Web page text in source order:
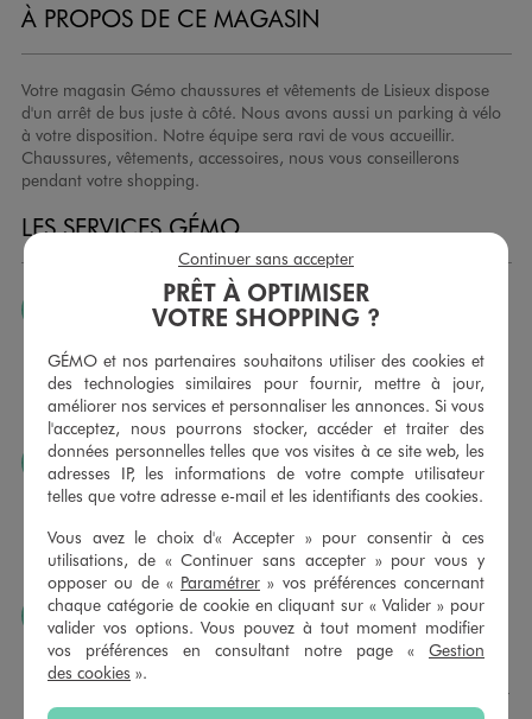
À PROPOS DE CE MAGASIN
Votre magasin Gémo chaussures et vêtements de Lisieux dispose
d'un arrêt de bus juste à côté. Nous avons aussi un parking à vélo
à votre disposition. Notre équipe sera ravi de vous accueillir.
Chaussures, vêtements, accessoires, nous vous conseillerons
pendant votre shopping.
LES SERVICES GÉMO
JE PEUX CHANGER D’AVIS
remboursement pour tout article non porté, non retouché,
sous 30 jours, sur simple présentation du ticket de caisse,
dans tous les magasins GÉMO.
JE PEUX FAIRE RETOUCHER MES ARTICLES
Ourlets, ceintures… vous avez la possibilité de faire
sont à votre disposition sur simple demande. Voir
conditions en magasins.
J’AIME FAIRE PLAISIR
Nous vous proposons des cartes cadeaux GÉMO d’un
montant au choix entre 10€ et 150€. Les cartes cadeau
GÉMO sont valables 1 an, utilisables en plusieurs fois, pour
PRÊT À OPTIMISER
VOTRE SHOPPING ?
GÉMO et nos partenaires souhaitons utiliser des cookies et
des technologies similaires pour fournir, mettre à jour,
améliorer nos services et personnaliser les annonces. Si vous
l'acceptez, nous pourrons stocker, accéder et traiter des
données personnelles telles que vos visites à ce site web, les
adresses IP, les informations de votre compte utilisateur
telles que votre adresse e-mail et les identifiants des cookies.
Vous avez le choix d'« Accepter » pour consentir à ces
utilisations, de « Continuer sans accepter » pour vous y
opposer ou de « Paramétrer » vos préférences concernant
chaque catégorie de cookie en cliquant sur « Valider » pour
valider vos options. Vous pouvez à tout moment modifier
vos préférences en consultant notre page « Gestion
des cookies ».
Continuer sans accepter